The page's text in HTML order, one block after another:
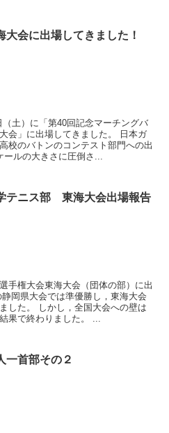
大会に出場してきました！
土）に「第40回記念マーチングバ
会」に出場してきました。 日本ガ
校のバトンのコンテスト部門への出
ルの大きさに圧倒さ...
テニス部 東海大会出場報告
手権大会東海大会（団体の部）に出
岡県大会では準優勝し，東海大会
した。 しかし，全国大会への壁は
果で終わりました。 ...
一首部その２